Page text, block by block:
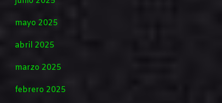
mayo 2025
abril 2025
marzo 2025
febrero 2025